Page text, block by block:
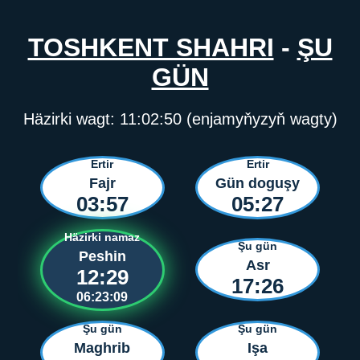
TOSHKENT SHAHRI - ŞU
GÜN
Häzirki wagt: 11:02:50(enjamyňyzyň wagty)
Ertir
Fajr
03:57
Ertir
Gün doguşy
05:27
Häzirki namaz
Peshin
12:29
06:23:09
Şu gün
Asr
17:26
Şu gün
Maghrib
Şu gün
Işa